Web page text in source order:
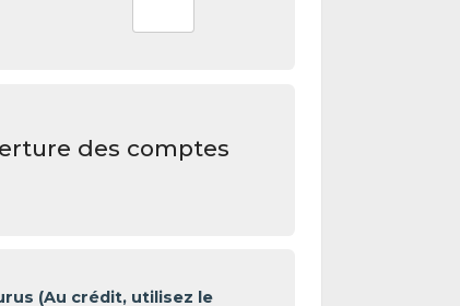
des comptes
(Au crédit, utilisez le